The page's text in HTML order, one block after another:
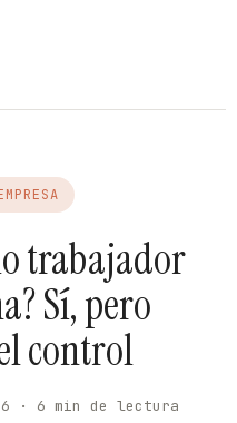
trabajador
Sí, pero
control
· 6 min de lectura